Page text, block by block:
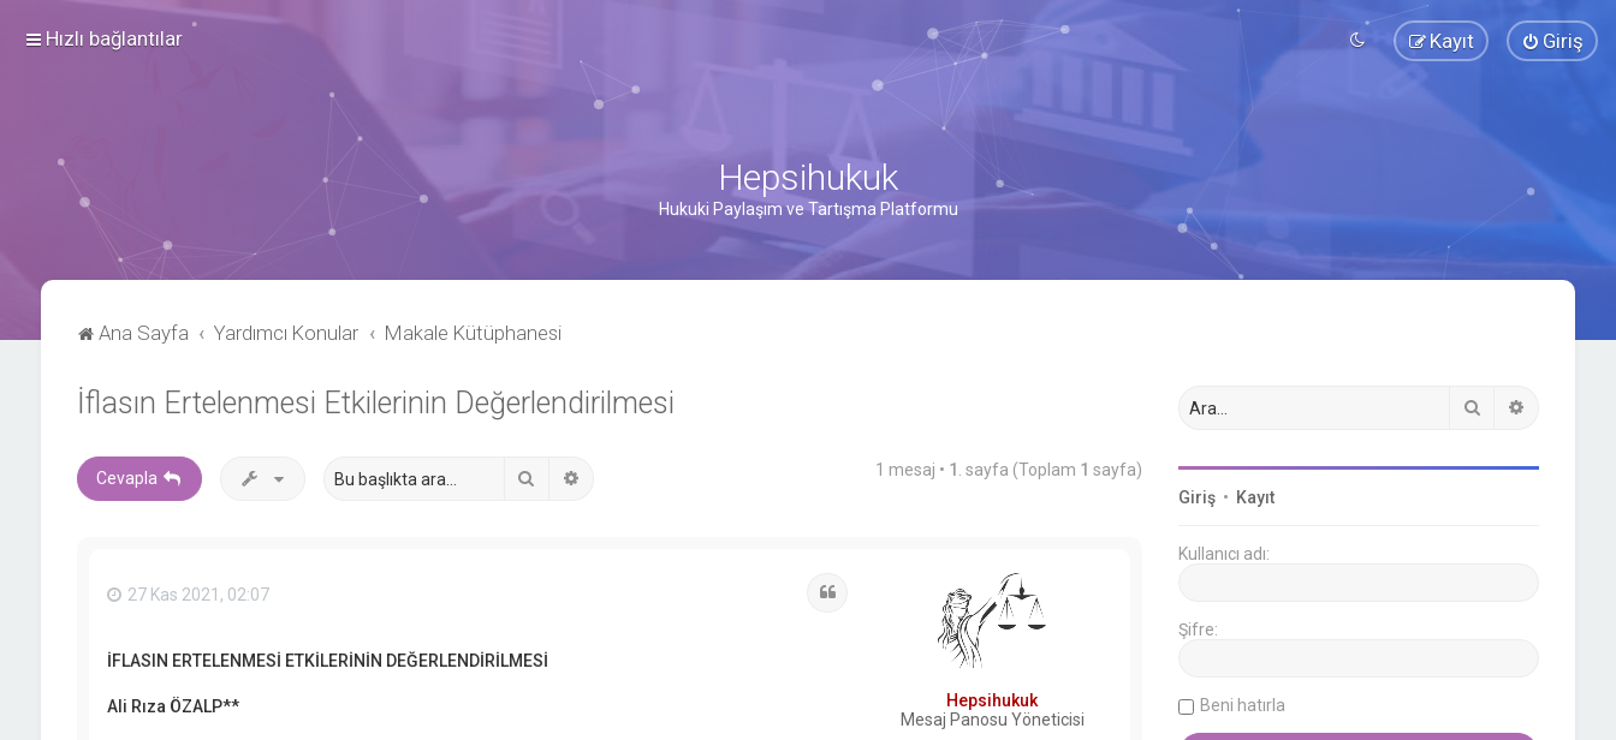
Hızlı bağlantılar Giriş
Kayıt
Hepsihukuk
Hukuki Paylaşım ve Tartışma Platformu
Ana Sayfa Yardımcı Konular Makale Kütüphanesi
İflasın Ertelenmesi Etkilerinin Değerlendirilmesi
Cevapla 1 mesaj • 1 . sayfa (Toplam 1 sayfa)
Hepsihukuk
Mesaj Panosu Yöneticisi
27 Kas 2021, 02:07
İFLASIN ERTELENMESİ ETKİLERİNİN DEĞERLENDİRİLMESİ
Ali Rıza ÖZALP**
Ara
Giriş • Kayıt
Kullanıcı adı:
Şifre:
Beni hatırla